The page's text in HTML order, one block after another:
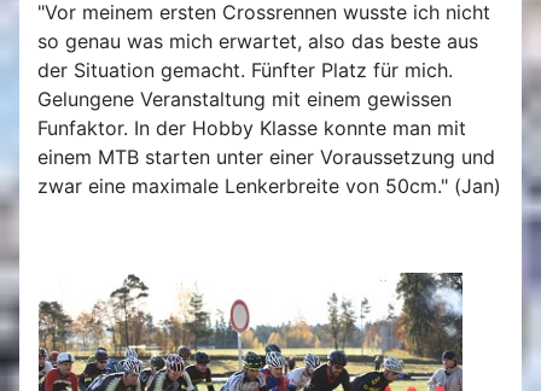
"Vor meinem ersten Crossrennen wusste ich nicht
so genau was mich erwartet, also das beste aus
der Situation gemacht. Fünfter Platz für mich.
Gelungene Veranstaltung mit einem gewissen
Funfaktor. In der Hobby Klasse konnte man mit
einem MTB starten unter einer Voraussetzung und
zwar eine maximale Lenkerbreite von 50cm." (Jan)